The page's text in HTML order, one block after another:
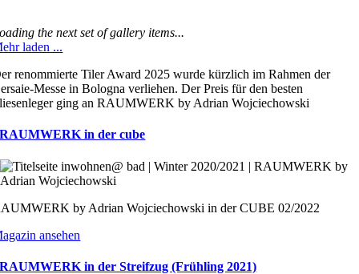
the next set of gallery items...
laden ...
renommierte Tiler Award 2025 wurde kürzlich im Rahmen der
Messe in Bologna verliehen. Der Preis für den besten
ging an RAUMWERK by Adrian Wojciechowski
RAUMWERK in der cube
by Adrian Wojciechowski in der CUBE 02/2022
ansehen
RAUMWERK in der Streifzug (Frühling 2021)